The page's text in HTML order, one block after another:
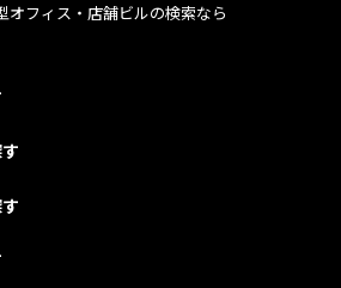
オフィス・店舗ビルの検索なら